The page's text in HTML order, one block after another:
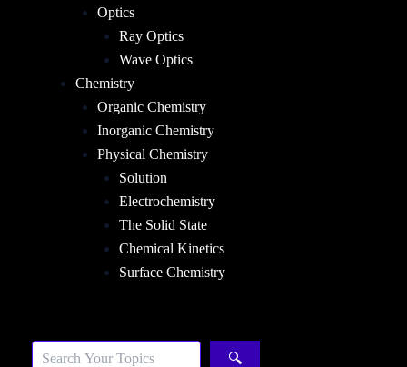
Optics
Ray Optics
Wave Optics
Chemistry
Organic Chemistry
Inorganic Chemistry
Physical Chemistry
Solution
Electrochemistry
The Solid State
Chemical Kinetics
Surface Chemistry
🔍